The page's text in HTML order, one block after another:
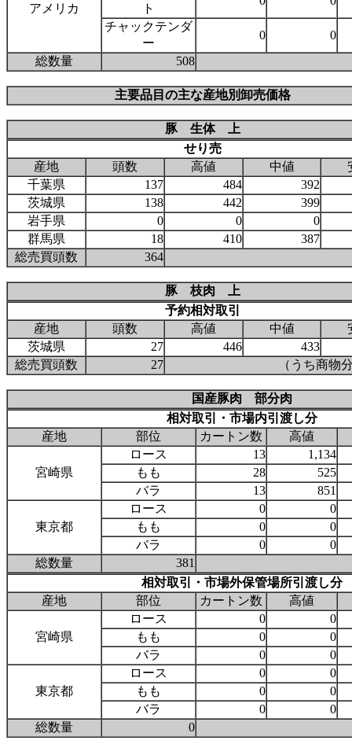
アメリカ ト
チャックテンダ
ー
0
0
総数量
508
主要品目の主な産地別卸売価格
豚 生体 上
せり売
産地
頭数 高値 中値
千葉県
137 484
392
茨城県
138 442
399
岩手県
0 0
0
群馬県
18 410
387
総売買頭数
364
豚 枝肉 上
予約相対取引
産地
頭数 高値 中値
茨城県
27 446
433
総売買頭数
27 （うち商物
国産豚肉 部分肉
相対取引・市場内引渡し分
産地
部位 カートン数 高値
宮崎県
ロース 13
1,134
もも
28
525
バラ
13 851
東京都
ロース 0
0
もも
0
0
バラ
0
0
総数量
381
相対取引・市場外保管場所引渡し分
産地
部位 カートン数 高値
宮崎県
ロース 0
0
もも
0
0
バラ
0 0
東京都
ロース 0
0
もも
0
0
バラ
0
0
総数量
0